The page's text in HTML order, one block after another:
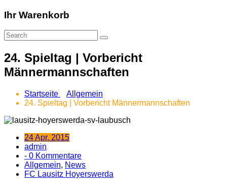
Ihr Warenkorb
24. Spieltag | Vorbericht
Männermannschaften
Startseite
Allgemein
24. Spieltag | Vorbericht Männermannschaften
24 Apr. 2015
admin
- 0 Kommentare
Allgemein, News
FC Lausitz Hoyerswerda